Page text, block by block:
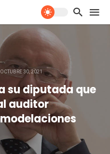
OCTUBRE 30, 2021
su diputada que
auditor